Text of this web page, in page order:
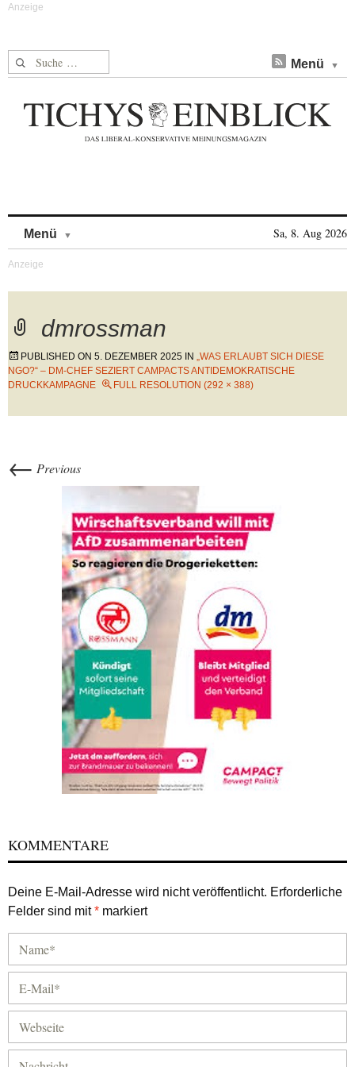
Suche nach: Menü
Menü Sa, 8. Aug 2026
dmrossman
PUBLISHED ON 5. DEZEMBER 2025 IN „WAS ERLAUBT SICH DIESE
NGO?“ – DM-CHEF SEZIERT CAMPACTS ANTIDEMOKRATISCHE
DRUCKKAMPAGNE
FULL RESOLUTION (292 × 388)
← Previous
KOMMENTARE
Deine E-Mail-Adresse wird nicht veröffentlicht. Erforderliche
Felder sind mit* markiert